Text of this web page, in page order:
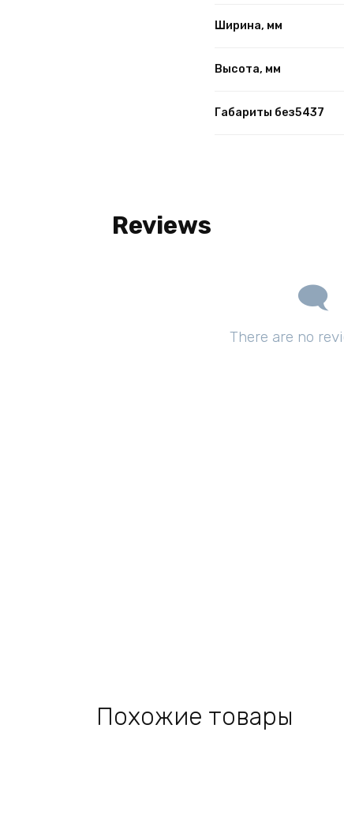
Ширина, мм
Высота, мм
Габариты без5437
Reviews
There are no
Похожие товары